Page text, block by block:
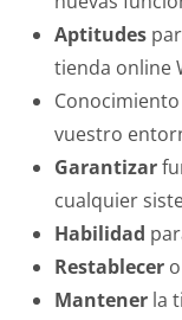
Aptitudes
tienda online
vuestro
Garantizar
cualquier
Habilidad
Restablecero
Mantenerla